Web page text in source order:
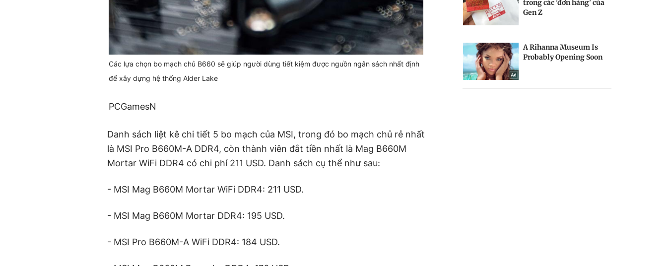
Các lựa chọn bo mạch chủ B660 sẽ giúp người dùng tiết kiệm được nguồn ngân sách nhất định
để xây dựng hệ thống Alder Lake
PCGamesN
Danh sách liệt kê chi tiết 5 bo mạch của MSI, trong đó bo mạch chủ rẻ nhất
là MSI Pro B660M-A DDR4, còn thành viên đắt tiền nhất là Mag B660M
Mortar WiFi DDR4 có chi phí 211 USD. Danh sách cụ thể như sau:
- MSI Mag B660M Mortar WiFi DDR4: 211 USD.
- MSI Mag B660M Mortar DDR4: 195 USD.
- MSI Pro B660M-A WiFi DDR4: 184 USD.